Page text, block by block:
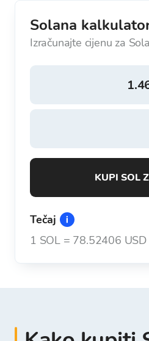
Solana
Izračunajte cijenu za
KUPI SOL
Tečaj
1 SOL = 78.52406 USD